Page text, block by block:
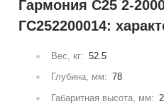
Гармония С25 2-
ГС252200014:
Вес, кг: 52.5
Глубина, мм: 78
Габаритная высота, мм: